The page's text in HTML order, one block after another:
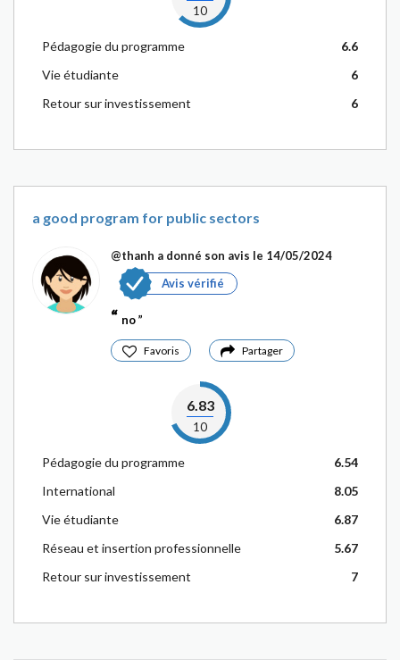
10
Pédagogie du programme
6.6
Vie étudiante
6
Retour sur investissement
6
a good program for public sectors
@thanh a donné son avis le 14/05/2024
Avis vérifié
no
Favoris Partager
6.83
10
Pédagogie du programme
6.54
International
8.05
Vie étudiante
6.87
Réseau et insertion professionnelle
5.67
Retour sur investissement
7